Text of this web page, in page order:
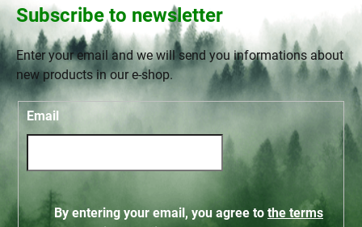
Subscribe to newsletter
Enter your email and we will send you informations about
new products in our e-shop.
Email
By entering your email, you agree to the terms